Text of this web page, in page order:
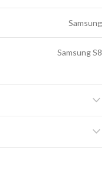
Samsung
Samsung S8